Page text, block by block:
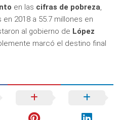
en las cifras de pobreza,
2018 a 55.7 millones en
al gobierno de López
marcó el destino final